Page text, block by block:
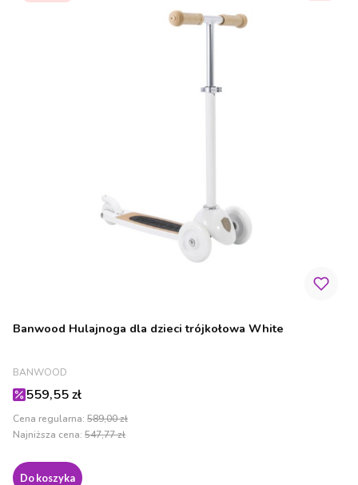
Banwood Hulajnoga dla dzieci trójkołowa White
PRODUCENT
BANWOOD
Cena promocyjna
559,55 zł
Cena regularna: 589,00 zł
Najniższa cena: 547,77 zł
Do koszyka